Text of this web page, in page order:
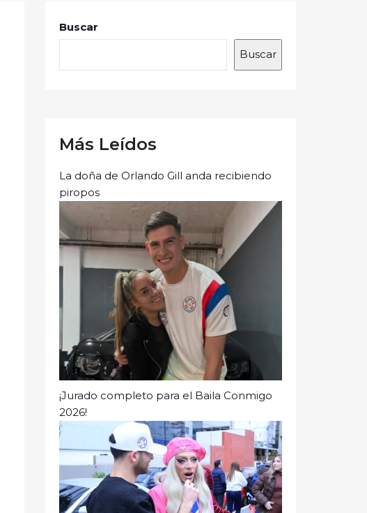
Buscar
Buscar
Más Leídos
La doña de Orlando Gill anda recibiendo
piropos
¡Jurado completo para el Baila Conmigo
2026!